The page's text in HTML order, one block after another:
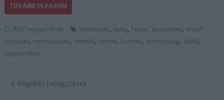
TOVÁBB OLVASOM
JNSZ megyei hírek földrengés, huba, hunor, Jászberény, kröpfl
erzsébet, mentőcsapat, mentők, romok, Szolnok, törökország, túlélő,
zagyvarékas
Bejegyzés
Régebbi bejegyzések